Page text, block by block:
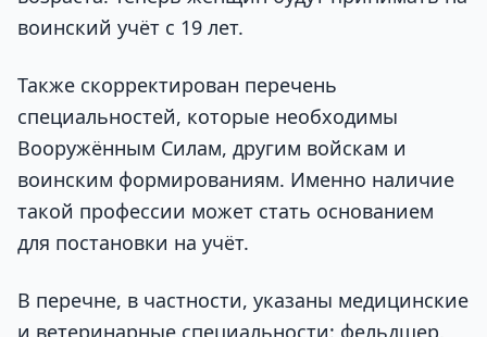
воинский учёт с 19 лет.
Также скорректирован перечень
специальностей, которые необходимы
Вооружённым Силам, другим войскам и
воинским формированиям. Именно наличие
такой профессии может стать основанием
для постановки на учёт.
В перечне, в частности, указаны медицинские